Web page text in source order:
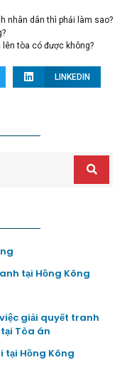
nhân dân thì phải làm sao?
lên tòa có được không?
LINKEDIN
tại Hồng Kông
giải quyết tranh
Tòa án
Hồng Kông